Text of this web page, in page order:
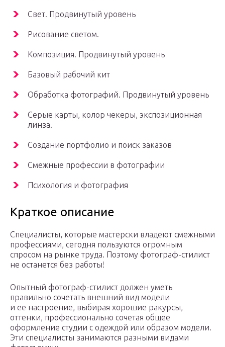
Свет. Продвинутый уровень
Рисование светом.
Композиция. Продвинутый уровень
Базовый рабочий кит
Обработка фотографий. Продвинутый уровень
Серые карты, колор чекеры, экспозиционная
линза.
Создание портфолио и поиск заказов
Смежные профессии в фотографии
Психология и фотография
Краткое описание
Специалисты, которые мастерски владеют смежными
профессиями, сегодня пользуются огромным
спросом на рынке труда. Поэтому фотограф-стилист
не останется без работы!
Опытный фотограф-стилист должен уметь
правильно сочетать внешний вид модели
и ее настроение, выбирая хорошие ракурсы,
оттенки, профессионально сочетая общее
оформление студии с одеждой или образом модели.
Эти специалисты занимаются разными видами